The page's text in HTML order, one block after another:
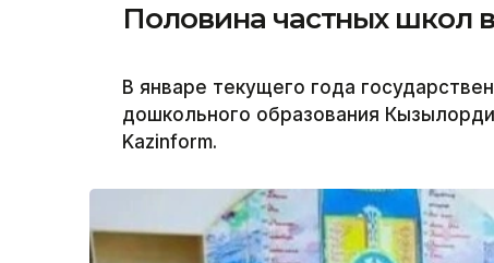
Половина частных школ
В январе текущего года
дошкольного образования
Kazinform.